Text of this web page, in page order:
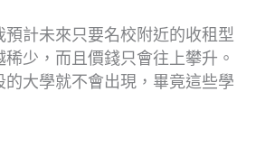
計未來只要名校附近的收租型
少，而且價錢只會往上攀升。
大學就不會出現，畢竟這些學